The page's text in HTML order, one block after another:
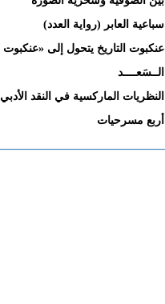
سباعية العابر (رواية العدد)
الــسَعــــد
النظريات الماركسية في النقد الأدبي
أربع مسرحيات